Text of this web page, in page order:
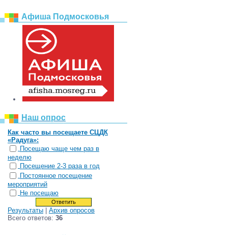
Афиша Подмосковья
Наш опрос
Как часто вы посещаете СЦДК
«Радуга»:
Посещаю чаще чем раз в
неделю
Посещение 2-3 раза в год
Постоянное посещение
мероприятий
Не посещаю
Результаты
Архив опросов
Всего ответов: 36